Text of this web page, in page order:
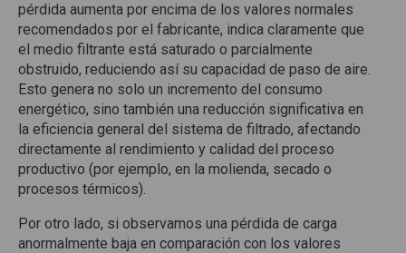
pérdida aumenta por encima de los valores normales
recomendados por el fabricante, indica claramente que
el medio filtrante está saturado o parcialmente
obstruido, reduciendo así su capacidad de paso de aire.
Esto genera no solo un incremento del consumo
energético, sino también una reducción significativa en
la eficiencia general del sistema de filtrado, afectando
directamente al rendimiento y calidad del proceso
productivo (por ejemplo, en la molienda, secado o
procesos térmicos).
Por otro lado, si observamos una pérdida de carga
anormalmente baja en comparación con los valores